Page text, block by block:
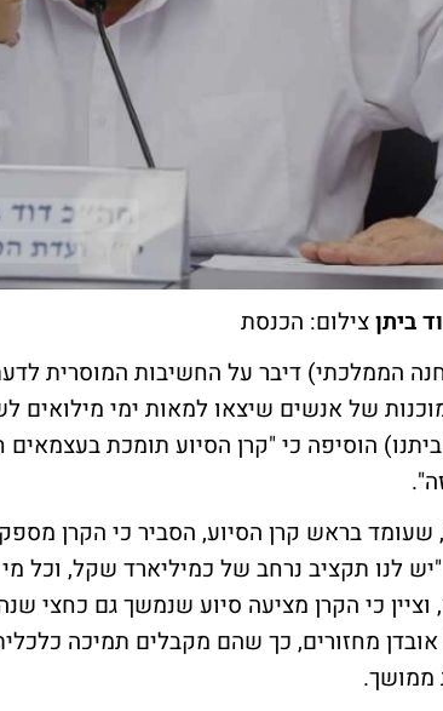
ביתןצילום: הכנסת
הממלכתי) דיבר על החשיבות המוסרית
של אנשים שיצאו למאות ימי מילואים
הוסיפה כי "קרן הסיוע תומכת
בראש קרן הסיוע, הסביר כי הקרן
לנו תקציב נרחב של כמיליארד שקל, וכל
וציין כי הקרן מציעה סיוע שנמשך גם כחצי
אובדן מחזורים, כך שהם מקבלים תמיכה
ממושך.